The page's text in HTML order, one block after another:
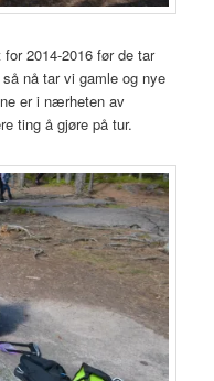
2014-2016 før de tar
nå tar vi gamle og nye
er i nærheten av
ting å gjøre på tur.